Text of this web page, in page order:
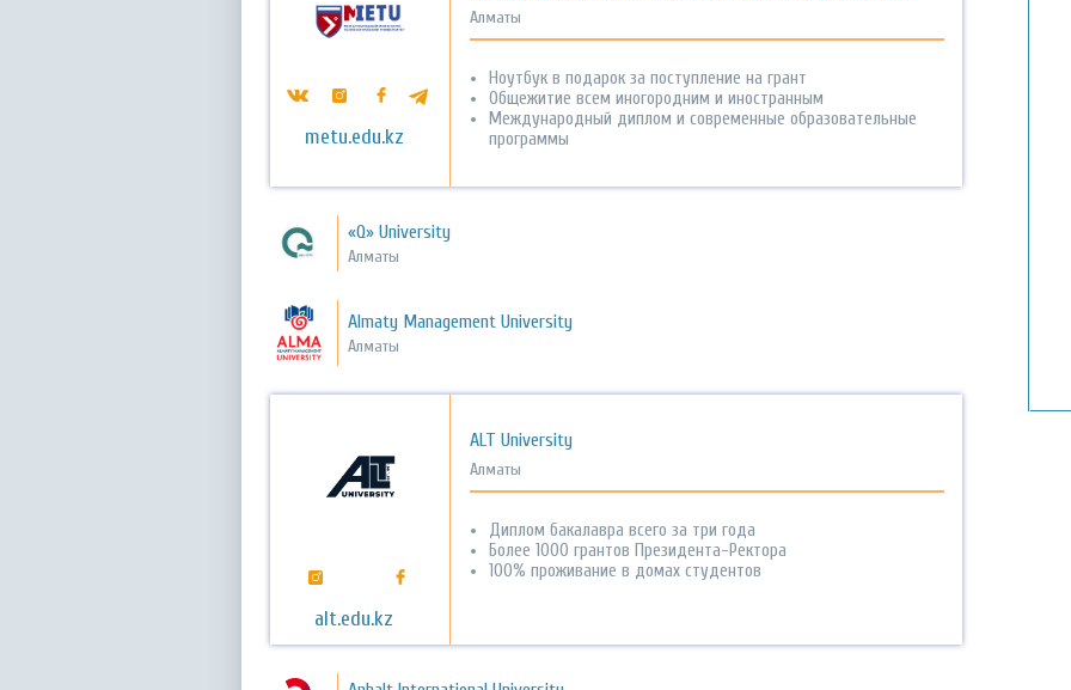
metu.edu.kz
Алматы
Ноутбук в подарок за поступление на грант
Общежитие всем иногородним и иностранным
Международный диплом и современные образовательные
программы
«Q» University
Алматы
Almaty Management University
Алматы
alt.edu.kz
ALT University
Алматы
Диплом бакалавра всего за три года
Более 1000 грантов Президента-Ректора
100% проживание в домах студентов